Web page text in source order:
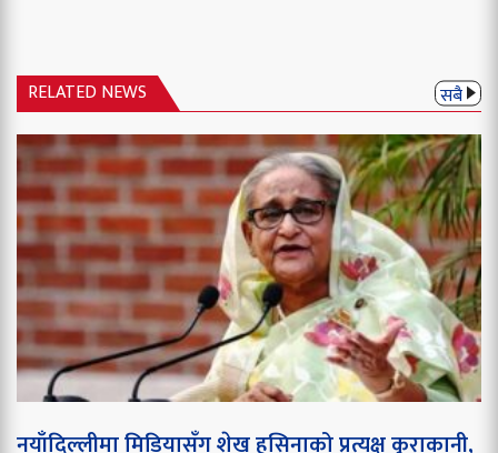
RELATED NEWS सबै
नयाँदिल्लीमा मिडियासँग शेख हसिनाको प्रत्यक्ष कुराकानी,